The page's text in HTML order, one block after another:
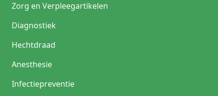
Zorg en Verpleegartikelen
Diagnostiek
Hechtdraad
Anesthesie
Infectiepreventie